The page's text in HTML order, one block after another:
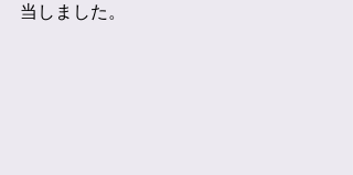
当しました。